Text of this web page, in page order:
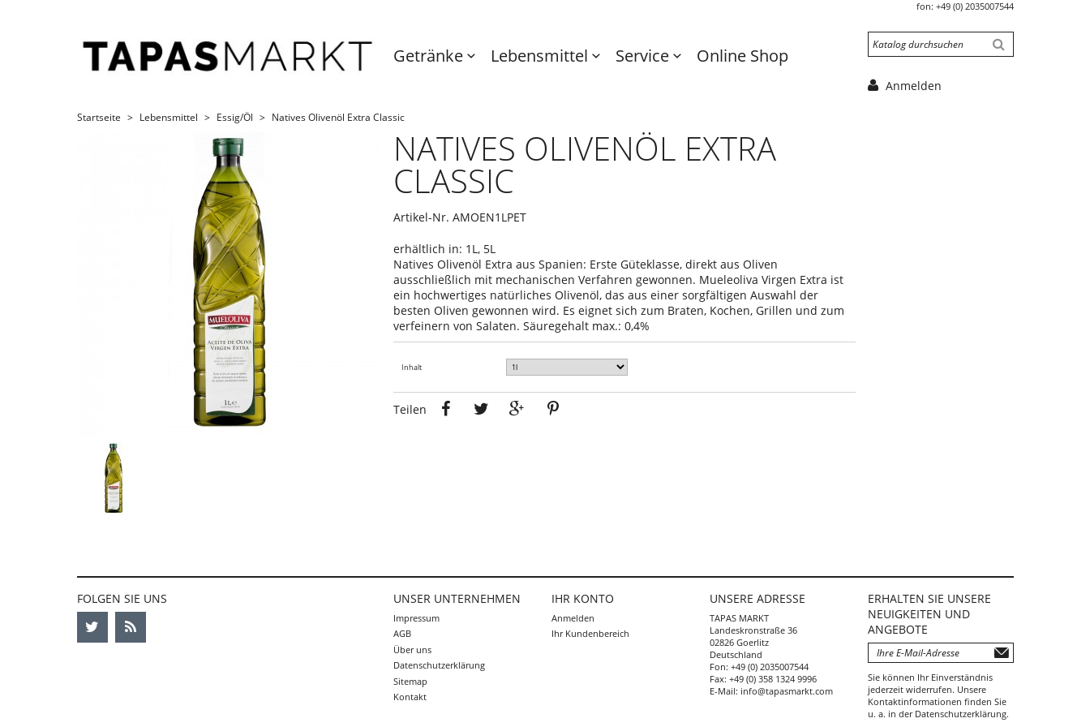
fon: +49 (0) 2035007544
Getränke Lebensmittel Service Online Shop
Anmelden
Startseite Lebensmittel Essig/Öl Natives Olivenöl Extra Classic
NATIVES OLIVENÖL EXTRA
CLASSIC
Artikel-Nr. AMOEN1LPET
erhältlich in: 1L, 5L
Natives Olivenöl Extra aus Spanien: Erste Güteklasse, direkt aus Oliven
ausschließlich mit mechanischen Verfahren gewonnen. Mueleoliva Virgen Extra ist
ein hochwertiges natürliches Olivenöl, das aus einer sorgfältigen Auswahl der
besten Oliven gewonnen wird. Es eignet sich zum Braten, Kochen, Grillen und zum
verfeinern von Salaten. Säuregehalt max.: 0,4%
Inhalt
Teilen
Teilen Tweet Google+
FOLGEN SIE UNS UNSER UNTERNEHMEN
Impressum
AGB
Über uns
Datenschutzerklärung
Sitemap
Kontakt
IHR KONTO
Anmelden
Ihr Kundenbereich
UNSERE ADRESSE
TAPAS MARKT
Landeskronstraße 36
02826 Goerlitz
Deutschland
Fon: +49 (0) 2035007544
Fax: +49 (0) 358 1324 9996
E-Mail: info@tapasmarkt.com
ERHALTEN SIE UNSERE
NEUIGKEITEN UND
ANGEBOTE
Sie können Ihr Einverständnis
jederzeit widerrufen. Unsere
Kontaktinformationen finden Sie
u. a. in der Datenschutzerklärung.